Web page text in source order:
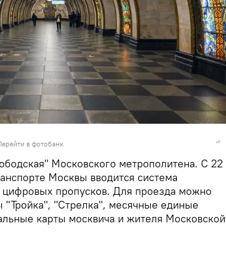
в фотобанк
Московского метрополитена. С 22
Москвы вводится система
цифровых пропусков. Для проезда можно
"Тройка", "Стрелка", месячные единые
карты москвича и жителя Московской